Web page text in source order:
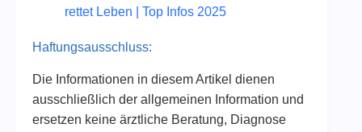
rettet Leben | Top Infos 2025
Haftungsausschluss:
Die Informationen in diesem Artikel dienen
ausschließlich der allgemeinen Information und
ersetzen keine ärztliche Beratung, Diagnose